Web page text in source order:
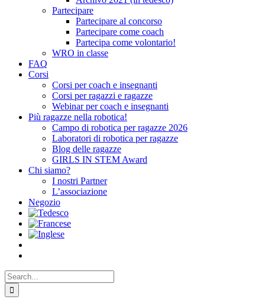
Partecipare
Partecipare al concorso
Partecipare come coach
Partecipa come volontario!
WRO in classe
FAQ
Corsi
Corsi per coach e insegnanti
Corsi per ragazzi e ragazze
Webinar per coach e insegnanti
Più ragazze nella robotica!
Campo di robotica per ragazze 2026
Laboratori di robotica per ragazze
Blog delle ragazze
GIRLS IN STEM Award
Chi siamo?
I nostri Partner
L’associazione
Negozio
Search
for: